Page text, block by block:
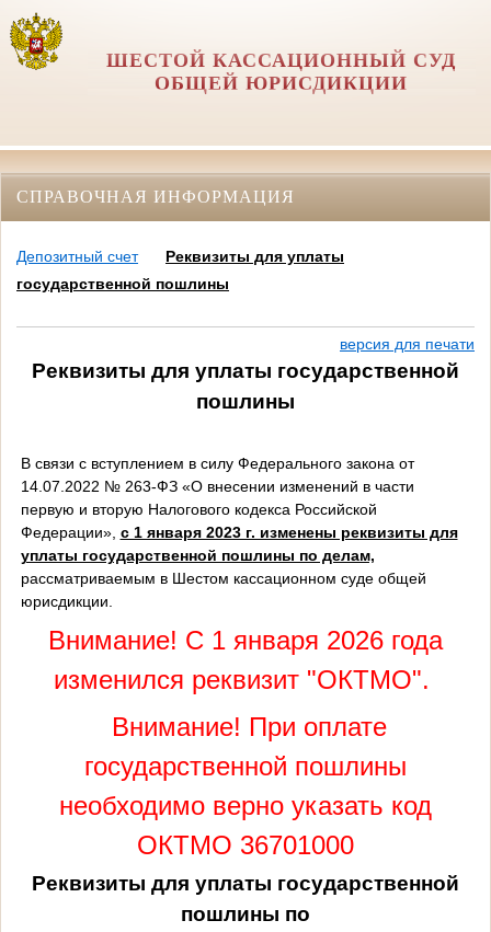
ШЕСТОЙ КАССАЦИОННЫЙ СУД
ОБЩЕЙ ЮРИСДИКЦИИ
СПРАВОЧНАЯ ИНФОРМАЦИЯ
Депозитный счет
Реквизиты для уплаты
государственной пошлины
версия для печати
Реквизиты для уплаты государственной
пошлины
В связи с вступлением в силу Федерального закона от
14.07.2022 № 263-ФЗ «О внесении изменений в части
первую и вторую Налогового кодекса Российской
Федерации», с 1 января 2023 г. изменены реквизиты для
уплаты государственной пошлины по делам,
рассматриваемым в Шестом кассационном суде общей
юрисдикции.
Внимание! С 1 января 2026 года
изменился реквизит "ОКТМО".
Внимание! При оплате
государственной пошлины
необходимо верно указать код
ОКТМО 36701000
Реквизиты для уплаты государственной
пошлины по